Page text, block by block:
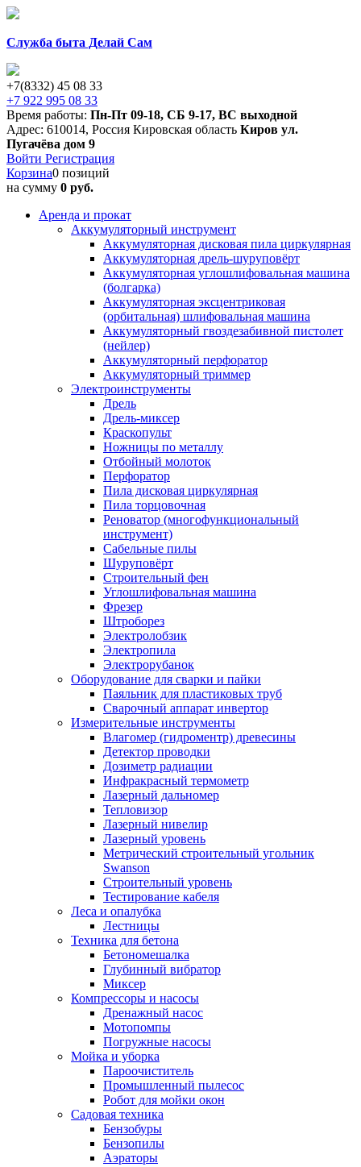
Служба быта Делай Сам
+7(8332) 45 08 33
+7 922 995 08 33
Время работы: Пн-Пт 09-18, СБ 9-17, ВС выходной
Адрес: 610014, Россия Кировская область Киров ул.
Пугачёва дом 9
Войти Регистрация
Корзина0 позиций
на сумму 0 руб.
Аренда и прокат
Аккумуляторный инструмент
Аккумуляторная дисковая пила циркулярная
Аккумуляторная дрель-шуруповёрт
Аккумуляторная углошлифовальная машина
(болгарка)
Аккумуляторная эксцентриковая
(орбитальная) шлифовальная машина
Аккумуляторный гвоздезабивной пистолет
(нейлер)
Аккумуляторный перфоратор
Аккумуляторный триммер
Электроинструменты
Дрель
Дрель-миксер
Краскопульт
Ножницы по металлу
Отбойный молоток
Перфоратор
Пила дисковая циркулярная
Пила торцовочная
Реноватор (многофункциональный
инструмент)
Сабельные пилы
Шуруповёрт
Строительный фен
Углошлифовальная машина
Фрезер
Штроборез
Электролобзик
Электропила
Электрорубанок
Оборудование для сварки и пайки
Паяльник для пластиковых труб
Сварочный аппарат инвертор
Измерительные инструменты
Влагомер (гидроментр) древесины
Детектор проводки
Дозиметр радиации
Инфракрасный термометр
Лазерный дальномер
Тепловизор
Лазерный нивелир
Лазерный уровень
Метрический строительный угольник
Swanson
Строительный уровень
Тестирование кабеля
Леса и опалубка
Лестницы
Техника для бетона
Бетономешалка
Глубинный вибратор
Миксер
Компрессоры и насосы
Дренажный насос
Мотопомпы
Погружные насосы
Мойка и уборка
Пароочиститель
Промышленный пылесос
Робот для мойки окон
Садовая техника
Бензобуры
Бензопилы
Аэраторы